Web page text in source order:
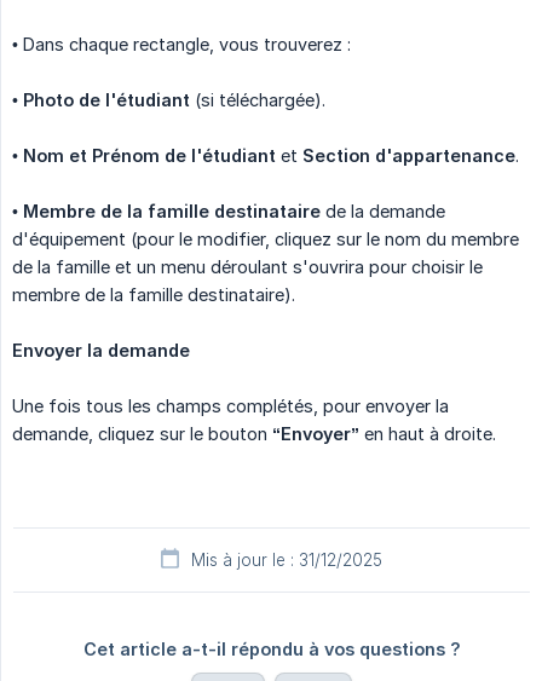
• Dans chaque rectangle, vous trouverez :
• Photo de l'étudiant (si téléchargée).
• Nom et Prénom de l'étudiant et Section d'appartenance.
• Membre de la famille destinataire de la demande
d'équipement (pour le modifier, cliquez sur le nom du membre
de la famille et un menu déroulant s'ouvrira pour choisir le
membre de la famille destinataire).
Envoyer la demande
Une fois tous les champs complétés, pour envoyer la
demande, cliquez sur le bouton “Envoyer” en haut à droite.
Mis à jour le : 31/12/2025
Cet article a-t-il répondu à vos questions ?